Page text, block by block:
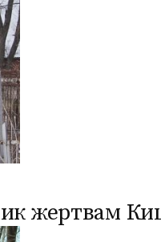
жертвам